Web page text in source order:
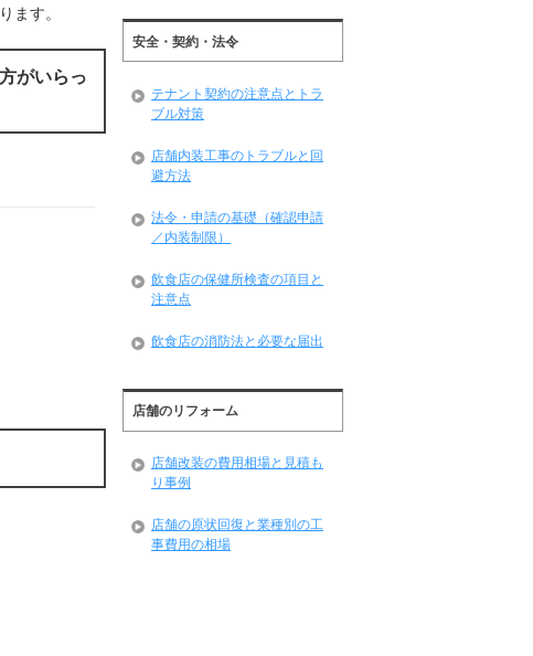
ます。
がいらっ
安全・契約・法令
テナント契約の注意点とトラ
ブル対策
店舗内装工事のトラブルと回
避方法
法令・申請の基礎（確認申請
／内装制限）
飲食店の保健所検査の項目と
注意点
飲食店の消防法と必要な届出
店舗のリフォーム
店舗改装の費用相場と見積も
り事例
店舗の原状回復と業種別の工
事費用の相場